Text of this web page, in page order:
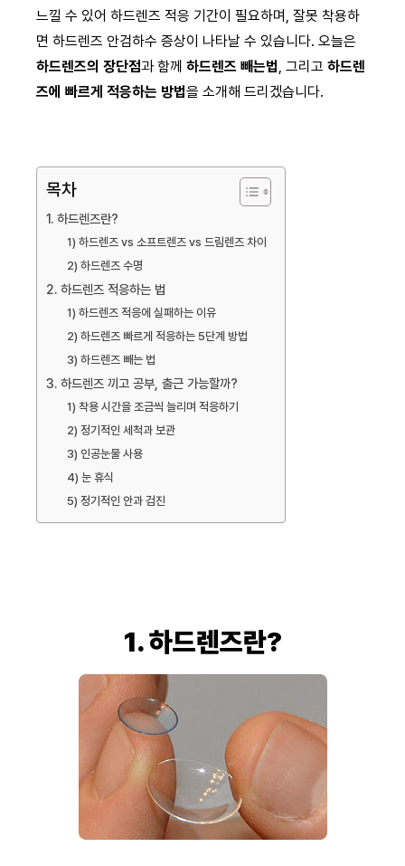
느낄 수 있어 하드렌즈 적응 기간이 필요하며, 잘못 착용하
면 하드렌즈 안검하수 증상이 나타날 수 있습니다. 오늘은
하드렌즈의 장단점과 함께 하드렌즈 빼는법, 그리고 하드렌
즈에 빠르게 적응하는 방법을 소개해 드리겠습니다.
목차
1. 하드렌즈란?
1) 하드렌즈 vs 소프트렌즈 vs 드림렌즈 차이
2) 하드렌즈 수명
2. 하드렌즈 적응하는 법
1) 하드렌즈 적응에 실패하는 이유
2) 하드렌즈 빠르게 적응하는 5단계 방법
3) 하드렌즈 빼는 법
3. 하드렌즈 끼고 공부, 출근 가능할까?
1) 착용 시간을 조금씩 늘리며 적응하기
2) 정기적인 세척과 보관
3) 인공눈물 사용
4) 눈 휴식
5) 정기적인 안과 검진
1. 하드렌즈란?